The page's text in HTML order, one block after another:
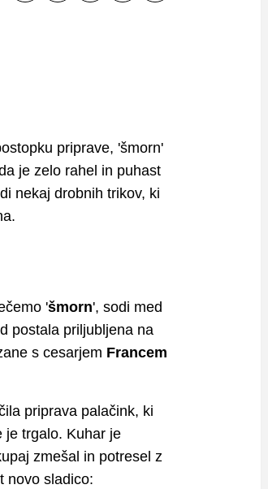
priprave, 'šmorn'
je zelo rahel in puhast
nekaj drobnih trikov, ki
'šmorn', sodi med
postala priljubljena na
s cesarjem Francem
priprava palačink, ki
je trgalo. Kuhar je
zmešal in potresel z
novo sladico: